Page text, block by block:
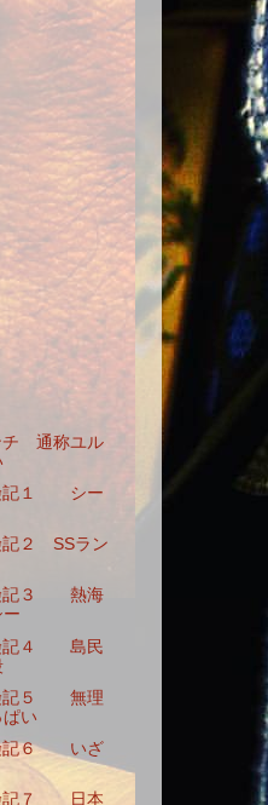
チ 通称ユル
記１ シー
記２ SSラン
記３ 熱海
記４ 島民
記５ 無理
い
記６ いざ
記７ 日本